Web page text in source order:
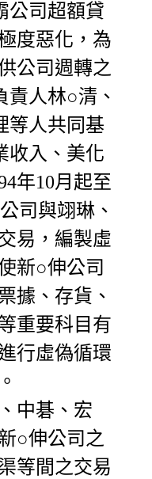
公司超額貸
度惡化，為
公司週轉之
責人林○清、
等人共同基
收入、美化
年10月起至
司與翊琳、
易，編製虛
新○伸公司
據、存貨、
重要科目有
行虛偽循環
中碁、宏
○伸公司之
等間之交易